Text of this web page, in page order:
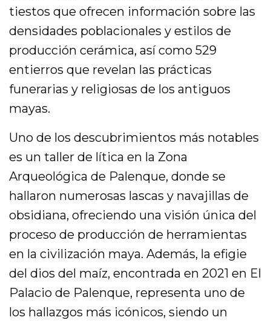
tiestos que ofrecen información sobre las
densidades poblacionales y estilos de
producción cerámica, así como 529
entierros que revelan las prácticas
funerarias y religiosas de los antiguos
mayas.
Uno de los descubrimientos más notables
es un taller de lítica en la Zona
Arqueológica de Palenque, donde se
hallaron numerosas lascas y navajillas de
obsidiana, ofreciendo una visión única del
proceso de producción de herramientas
en la civilización maya. Además, la efigie
del dios del maíz, encontrada en 2021 en El
Palacio de Palenque, representa uno de
los hallazgos más icónicos, siendo un